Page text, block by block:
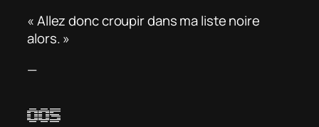
« Allez donc croupir dans ma liste noire
alors. »
—
005